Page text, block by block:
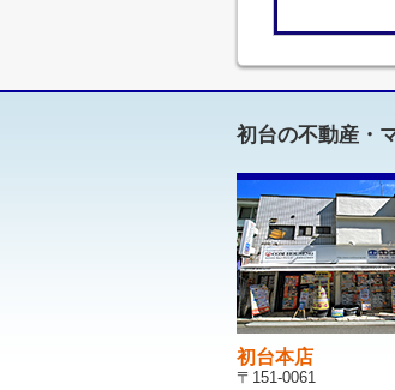
初台の不動産・
初台本店
〒151-0061